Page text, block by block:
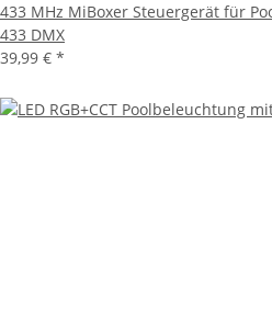
433 MHz MiBoxer Steuergerät für
433 DMX
39,99 € *